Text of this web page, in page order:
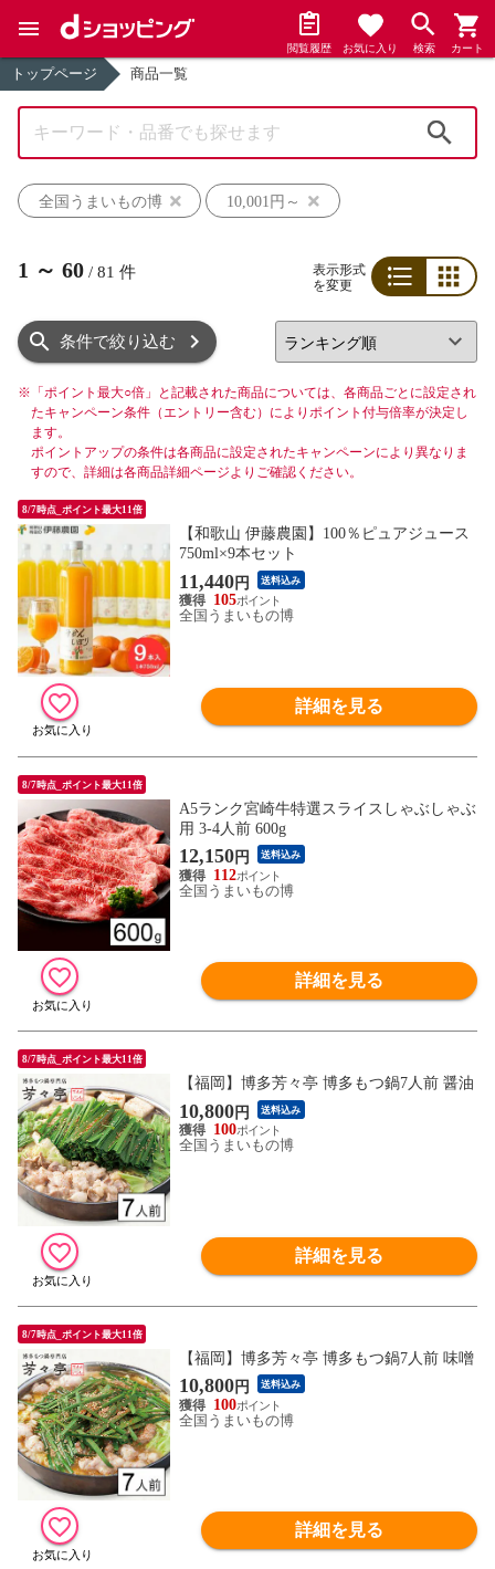
閲覧履歴 お気に入り 検索 カート
トップページ 商品一覧
全国うまいもの博
10,001円～
1 ～ 60 / 81 件
表示形式
を変更
条件で絞り込む
※ 「ポイント最大○倍」と記載された商品については、各商品ごとに設定され
たキャンペーン条件（エントリー含む）によりポイント付与倍率が決定し
ます。
ポイントアップの条件は各商品に設定されたキャンペーンにより異なりま
すので、詳細は各商品詳細ページよりご確認ください。
8/7時点_ポイント最大11倍
【和歌山 伊藤農園】100％ピュアジュース
750ml×9本セット
11,440円 送料込み
105
全国うまいもの博
詳細を見る
8/7時点_ポイント最大11倍
A5ランク宮崎牛特選スライスしゃぶしゃぶ
用 3-4人前 600g
12,150円 送料込み
112
全国うまいもの博
詳細を見る
8/7時点_ポイント最大11倍
【福岡】博多芳々亭 博多もつ鍋7人前 醤油
10,800円 送料込み
100
全国うまいもの博
詳細を見る
8/7時点_ポイント最大11倍
【福岡】博多芳々亭 博多もつ鍋7人前 味噌
10,800円 送料込み
100
全国うまいもの博
詳細を見る